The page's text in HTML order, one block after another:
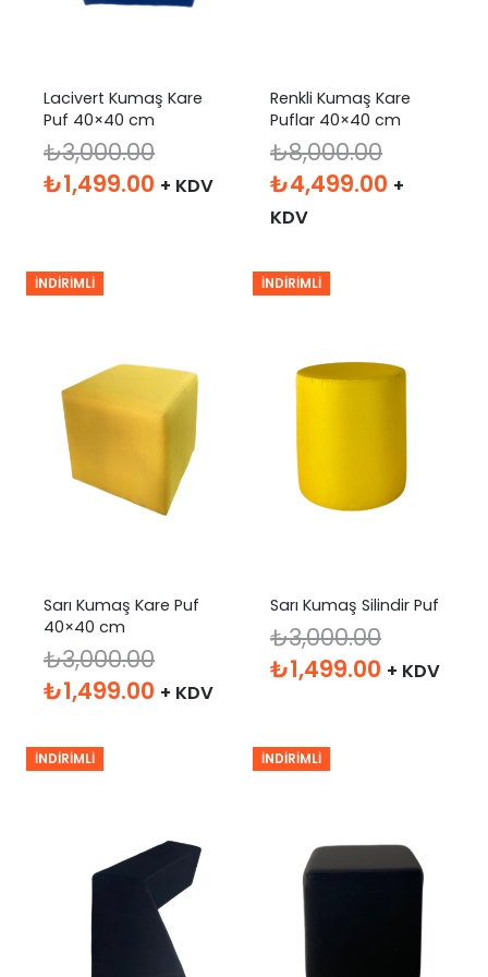
Lacivert Kumaş Kare
Puf 40×40 cm
₺3,000.00
Orijinal
₺1,499.00 Şu
₺1,499.00.
+ KDV
Renkli Kumaş Kare
Puflar 40×40 cm
₺8,000.00
Orijinal
fiyat:
₺4,499.00 Şu
+
KDV
İNDIRIMLI
Sarı Kumaş Kare Puf
40×40 cm
₺3,000.00
Orijinal
₺3,000.00.
₺1,499.00 Şu
+ KDV
İNDIRIMLI
Sarı Kumaş Silindir Puf
₺3,000.00
Orijinal
₺1,499.00 Şu
+ KDV
İNDIRIMLI İNDIRIMLI